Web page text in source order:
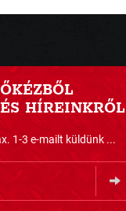
HÍREINKRŐL
1-3 e-mailt küldünk ...